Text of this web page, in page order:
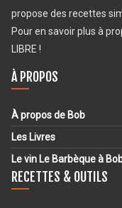
propose des recettes
Pour en savoir plus à
LIBRE !
À PROPOS
À propos de Bob
Les Livres
Le vin Le Barbèque à
RECETTES & OUTILS